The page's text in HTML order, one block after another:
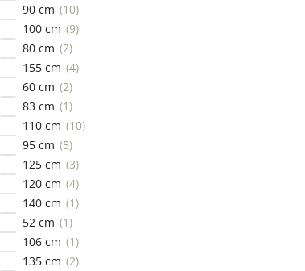
90 cm
10
100 cm 9
80 cm
2
155 cm 4
60 cm
2
83 cm
1
110 cm
10
95 cm
5
125 cm 3
120 cm 4
140 cm
1
52 cm
1
106 cm
1
135 cm
2